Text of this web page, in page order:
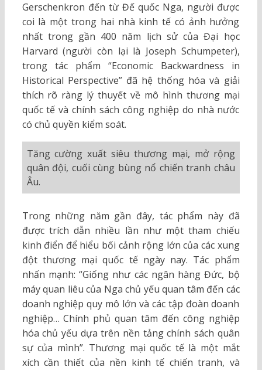
Gerschenkron đến từ Đế quốc Nga, người được
coi là một trong hai nhà kinh tế có ảnh hưởng
nhất trong gần 400 năm lịch sử của Đại học
Harvard (người còn lại là Joseph Schumpeter),
trong tác phẩm “Economic Backwardness in
Historical Perspective” đã hệ thống hóa và giải
thích rõ ràng lý thuyết về mô hình thương mại
quốc tế và chính sách công nghiệp do nhà nước
có chủ quyền kiểm soát.
Tăng cường xuất siêu thương mại, mở rộng
quân đội, cuối cùng bùng nổ chiến tranh châu
Âu.
Trong những năm gần đây, tác phẩm này đã
được trích dẫn nhiều lần như một tham chiếu
kinh điển để hiểu bối cảnh rộng lớn của các xung
đột thương mại quốc tế ngày nay. Tác phẩm
nhấn mạnh: “Giống như các ngân hàng Đức, bộ
máy quan liêu của Nga chủ yếu quan tâm đến các
doanh nghiệp quy mô lớn và các tập đoàn doanh
nghiệp… Chính phủ quan tâm đến công nghiệp
hóa chủ yếu dựa trên nền tảng chính sách quân
sự của mình”. Thương mại quốc tế là một mắt
xích cần thiết của nền kinh tế chiến tranh, và